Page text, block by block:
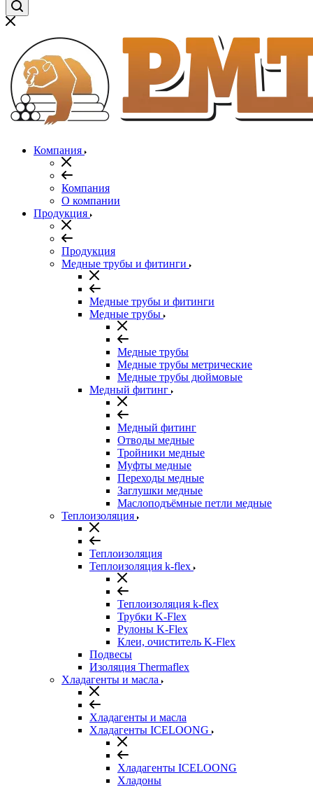
Компания
Компания
О компании
Продукция
Продукция
Медные трубы и фитинги
Медные трубы и фитинги
Медные трубы
Медные трубы
Медные трубы метрические
Медные трубы дюймовые
Медный фитинг
Медный фитинг
Отводы медные
Тройники медные
Муфты медные
Переходы медные
Заглушки медные
Маслоподъёмные петли медные
Теплоизоляция
Теплоизоляция
Теплоизоляция k-flex
Теплоизоляция k-flex
Трубки K-Flex
Рулоны K-Flex
Клеи, очиститель K-Flex
Подвесы
Изоляция Thermaflex
Хладагенты и масла
Хладагенты и масла
Хладагенты ICELOONG
Хладагенты ICELOONG
Хладоны